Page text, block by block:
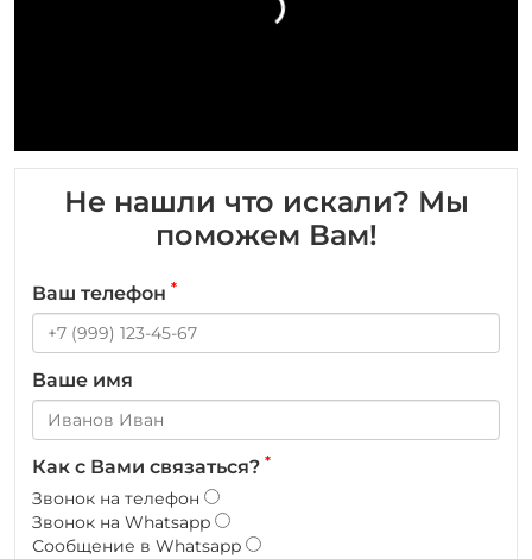
Не нашли что искали? Мы
поможем Вам!
Ваш телефон *
Ваше имя
Как с Вами связаться? *
Звонок на телефон
Звонок на Whatsapp
Сообщение в Whatsapp